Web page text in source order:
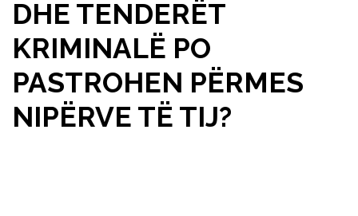
DHE TENDERËT
KRIMINALË PO
PASTROHEN PËRMES
NIPËRVE TË TIJ?